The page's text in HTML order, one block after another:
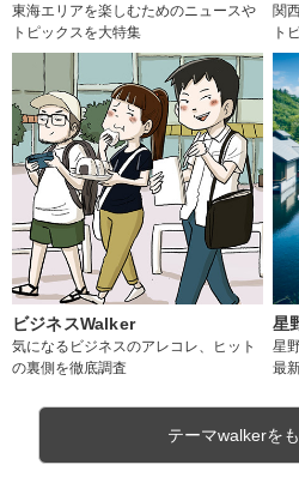
東海エリアを楽しむためのニュースや
トピックスを大特集
関
ト
ビジネスWalker
気になるビジネスのアレコレ、ヒット
の裏側を徹底調査
星
星
最
テーマwalkerを